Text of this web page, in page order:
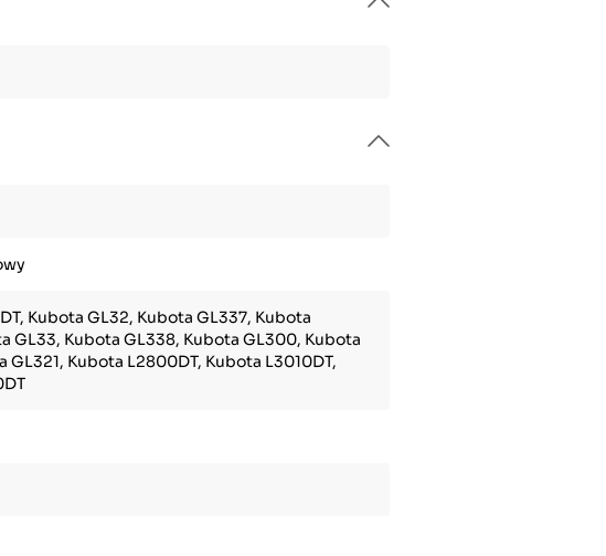
Kubota GL32, Kubota GL337, Kubota
GL33, Kubota GL338, Kubota GL300, Kubota
GL321, Kubota L2800DT, Kubota L3010DT,